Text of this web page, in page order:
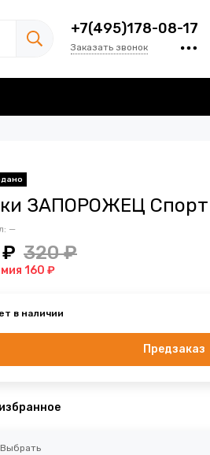
+7(495)178-08-17
Заказать звонок
ЗАПОРОЖЕЦ Спорт
—
₽ 320 ₽
160 ₽
Предзаказ
Выбрать